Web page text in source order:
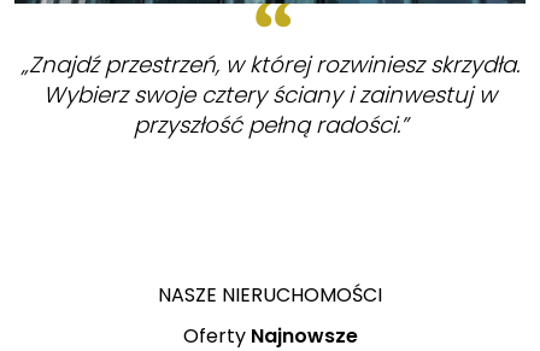
„Znajdź przestrzeń, w której rozwiniesz skrzydła.
Wybierz swoje cztery ściany i zainwestuj w
przyszłość pełną radości.”
NASZE NIERUCHOMOŚCI
Oferty Najnowsze